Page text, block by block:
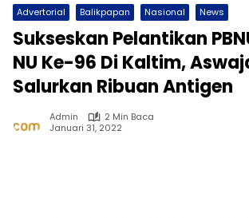
Advertorial Balikpapan Nasional News
Sukseskan Pelantikan
NU Ke-96 Di Kaltim,
Salurkan Ribuan Antigen
Admin
2 Min Baca
Januari 31, 2022